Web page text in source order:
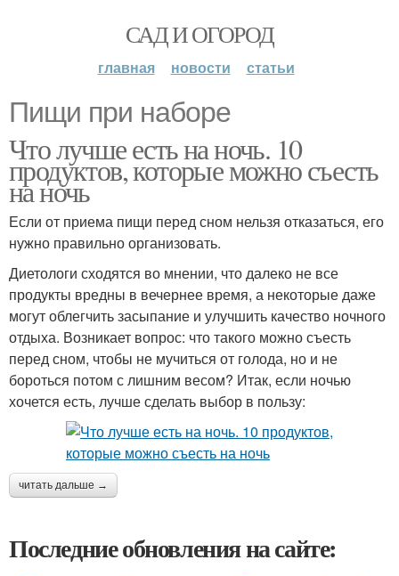
САД И ОГОРОД
главная новости статьи
Пищи при наборе
Что лучше есть на ночь. 10
продуктов, которые можно съесть
на ночь
Если от приема пищи перед сном нельзя отказаться, его
нужно правильно организовать.
Диетологи сходятся во мнении, что далеко не все
продукты вредны в вечернее время, а некоторые даже
могут облегчить засыпание и улучшить качество ночного
отдыха. Возникает вопрос: что такого можно съесть
перед сном, чтобы не мучиться от голода, но и не
бороться потом с лишним весом? Итак, если ночью
хочется есть, лучше сделать выбор в пользу:
читать дальше →
Последние обновления на сайте: